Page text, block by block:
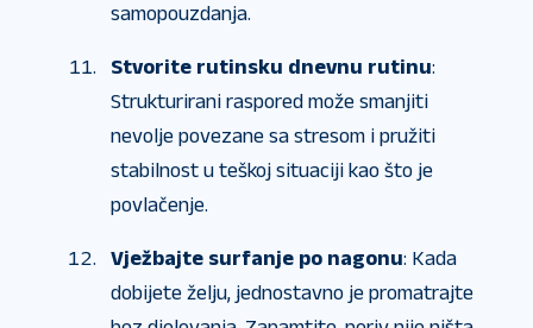
samopouzdanja.
Stvorite rutinsku dnevnu rutinu:
Strukturirani raspored može smanjiti
nevolje povezane sa stresom i pružiti
stabilnost u teškoj situaciji kao što je
povlačenje.
Vježbajte surfanje po nagonu: Kada
dobijete želju, jednostavno je promatrajte